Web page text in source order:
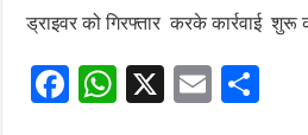
ड्राइवर को गिरफ्तार करके कार्रवाई शुरू
F
W X
E